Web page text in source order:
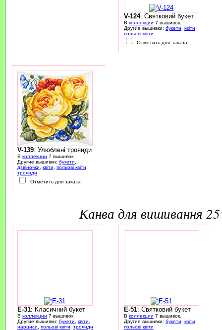
V-124: Святковий букет
В коллекции 7 вышивок.
Другие вышивки: букети квіти
польові квіти
Отметить для заказа
V-139: Улюблені троянди
В коллекции 7 вышивок.
Другие вышивки: букети
дзвіночки
квіти польові квіти
троянди
Отметить для заказа
канва для вишивання
E-31: Класичний букет
В коллекции 7 вышивок.
Другие вышивки: букети квіти
нарциси
польові квіти
троянди
E-51: Святковий букет
В коллекции 7 вышивок.
Другие вышивки: букети квіти
польові квіти